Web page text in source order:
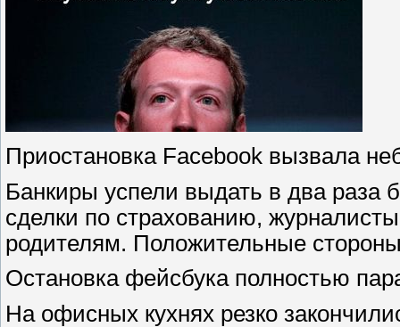
Приостановка Facebook вызвала
Банкиры успели выдать в два раза
сделки по страхованию,
родителям. Положительные
Остановка фейсбука полностью
На офисных кухнях резко